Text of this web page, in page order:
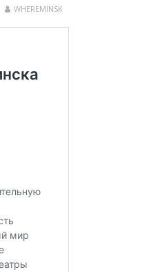
WHEREMINSK